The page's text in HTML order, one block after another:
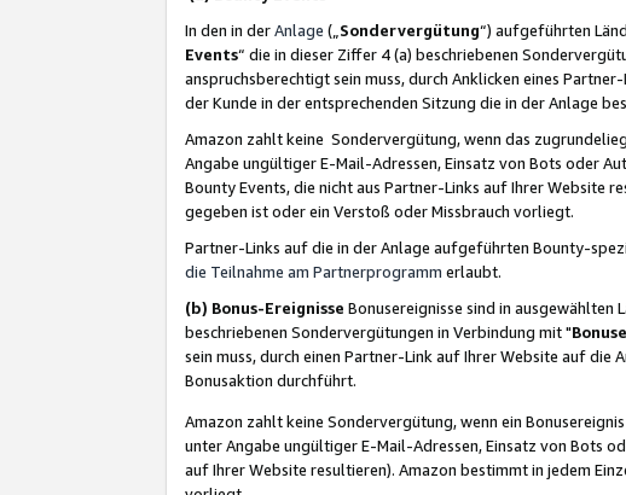
In den in derAnlage („ Sondervergütung“) aufgeführten
Events“ die in dieser Ziffer 4 (a) beschriebenen
anspruchsberechtigt sein muss, durch Anklicken eines
der Kunde in der entsprechenden Sitzung die in der Anlage
Amazon zahlt keine Sondervergütung, wenn das
Angabe ungültiger E-Mail-Adressen, Einsatz von Bots oder
Bounty Events, die nicht aus Partner-Links auf Ihrer Website
gegeben ist oder ein Verstoß oder Missbrauch vorliegt.
Partner-Links auf die in der Anlage aufgeführten Bounty-
die Teilnahme am Partnerprogramm erlaubt.
(b) Bonus-Ereignisse Bonusereignisse sind in ausgewählten
beschriebenen Sondervergütungen in Verbindung mit "
sein muss, durch einen Partner-Link auf Ihrer Website auf die
Bonusaktion durchführt.
Amazon zahlt keine Sondervergütung, wenn ein
unter Angabe ungültiger E-Mail-Adressen, Einsatz von Bots
auf Ihrer Website resultieren). Amazon bestimmt in jedem